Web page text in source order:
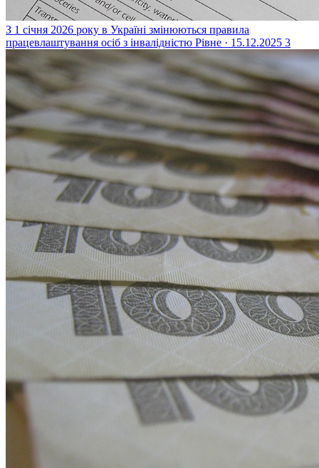
З 1 січня 2026 року в Україні змінюються правила
працевлаштування осіб з інвалідністю Рівне · 15.12.2025 3